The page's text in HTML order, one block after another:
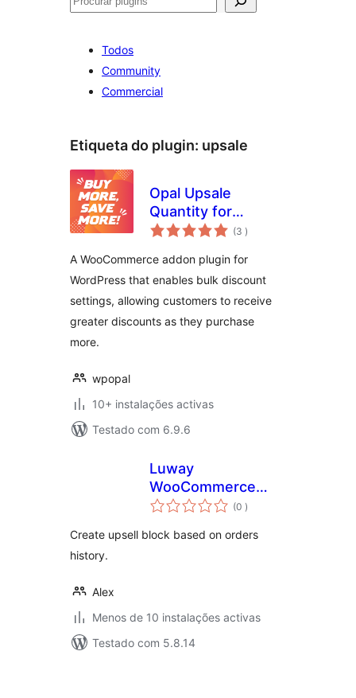
Todos
Community
Commercial
Etiqueta do plugin: upsale
Opal Upsale
Quantity for
Woocommerce
(3 classificações
)
A WooCommerce addon plugin for
WordPress that enables bulk discount
settings, allowing customers to receive
greater discounts as they purchase
more.
wpopal
10+ instalações activas
Testado com 6.9.6
Luway
WooCommerce
Upsale
(0 classificações
)
Create upsell block based on orders
history.
Alex
Menos de 10 instalações activas
Testado com 5.8.14